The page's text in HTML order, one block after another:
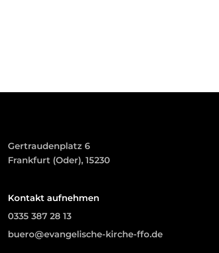
Gertraudenplatz 6
Frankfurt (Oder), 15230
Kontakt aufnehmen
0335 387 28 13
buero@evangelische-kirche-ffo.de